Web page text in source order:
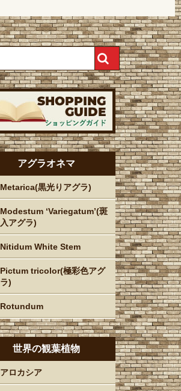
アグラオネマ
Metarica(黒光りアグラ)
Modestum ‘Variegatum’(斑
入アグラ)
Nitidum White Stem
Pictum tricolor(極彩色アグ
ラ)
Rotundum
世界の観葉植物
アロカシア